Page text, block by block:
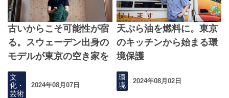
古いからこそ可能性が宿
る。スウェーデン出身の
モデルが東京の空き家を
再生する理由
文
化・
芸術
2024年08月07日
天ぷら油を燃料に。東京
のキッチンから始まる環
境保護
環
境
2024年08月02日